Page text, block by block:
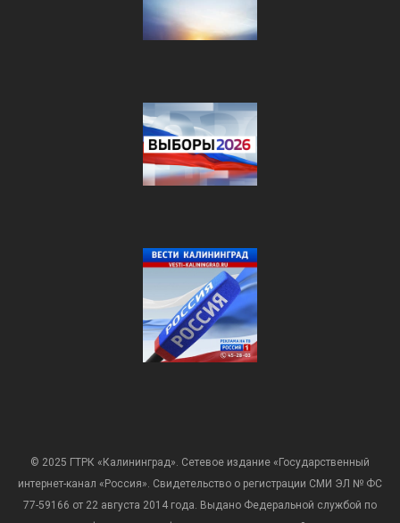
© 2025 ГТРК «Калининград». Сетевое издание «Государственный
интернет-канал «Россия». Свидетельство о регистрации СМИ ЭЛ № ФС
77-59166 от 22 августа 2014 года. Выдано Федеральной службой по